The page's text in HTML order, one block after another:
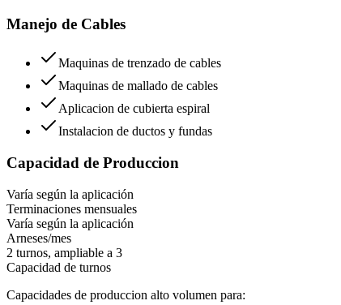
Manejo de Cables
Maquinas de trenzado de cables
Maquinas de mallado de cables
Aplicacion de cubierta espiral
Instalacion de ductos y fundas
Capacidad de Produccion
Varía según la aplicación
Terminaciones mensuales
Varía según la aplicación
Arneses/mes
2 turnos, ampliable a 3
Capacidad de turnos
Capacidades de produccion alto volumen para: